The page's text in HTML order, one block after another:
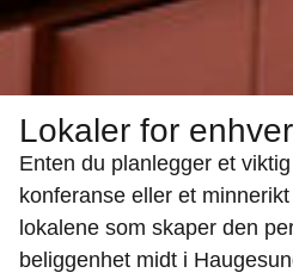
Lokaler for
Enten du planlegger et
konferanse eller et
lokalene som skaper den
beliggenhet midt i